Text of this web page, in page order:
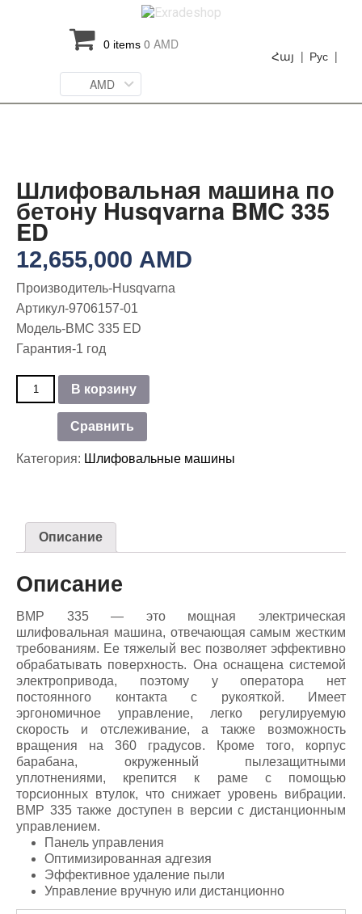
0 items 0 AMD
Рус |
Հայ |
AMD
Шлифовальная машина по
бетону Husqvarna BMC 335
ED
12,655,000 AMD
Производитель-Husqvarna
Артикул-9706157-01
Модель-BMC 335 ED
Гарантия-1 год
Количество
Шлифовальная
бетону
ED
В корзину
Сравнить
Категория: Шлифовальные машины
Описание
Описание
BMP 335 — это мощная электрическая
шлифовальная машина, отвечающая самым жестким
требованиям. Ee тяжелый вес позволяет эффективно
обрабатывать поверхность. Она оснащена системой
электропривода, поэтому у оператора нет
постоянного контакта с рукояткой. Имеет
эргономичное управление, легко регулируемую
скорость и отслеживание, а также возможность
вращения на 360 градусов. Кроме того, корпус
барабана, окруженный пылезащитными
уплотнениями, крепится к раме с помощью
торсионных втулок, что снижает уровень вибрации.
BMP 335 также доступен в версии с дистанционным
управлением.
Панель управления
Оптимизированная адгезия
Эффективное удаление пыли
Управление вручную или дистанционно